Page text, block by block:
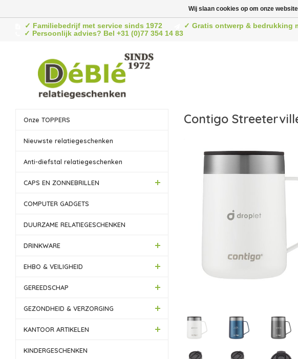
✓ Familiebedrijf met service sinds 1972 ✓ Gratis ontwerp & bedrukking
✓ Persoonlijk advies? Bel +31 (0)77 354 14 83
Onze TOPPERS
Nieuwste relatiegeschenken
Anti-diefstal relatiegeschenken
CAPS EN ZONNEBRILLEN
COMPUTER GADGETS
DUURZAME RELATIEGESCHENKEN
DRINKWARE
EHBO & VEILIGHEID
GEREEDSCHAP
GEZONDHEID & VERZORGING
KANTOOR ARTIKELEN
KINDERGESCHENKEN
Contigo
Wij slaan cookies op om onze